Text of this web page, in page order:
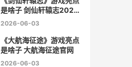
是啥子 剑仙轩辕志2026
最新礼包
2026-06-03
《大航海征途》游戏亮点
是啥子 大航海征途官网
2026-06-03